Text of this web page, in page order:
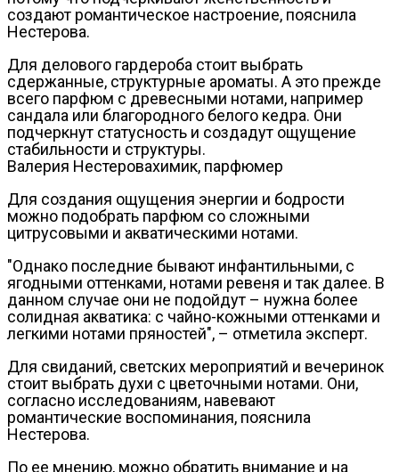
создают романтическое настроение, пояснила
Нестерова.
Для делового гардероба стоит выбрать
сдержанные, структурные ароматы. А это прежде
всего парфюм с древесными нотами, например
сандала или благородного белого кедра. Они
подчеркнут статусность и создадут ощущение
стабильности и структуры.
Валерия Нестеровахимик, парфюмер
Для создания ощущения энергии и бодрости
можно подобрать парфюм со сложными
цитрусовыми и акватическими нотами.
"Однако последние бывают инфантильными, с
ягодными оттенками, нотами ревеня и так далее. В
данном случае они не подойдут – нужна более
солидная акватика: с чайно-кожными оттенками и
легкими нотами пряностей", – отметила эксперт.
Для свиданий, светских мероприятий и вечеринок
стоит выбрать духи с цветочными нотами. Они,
согласно исследованиям, навевают
романтические воспоминания, пояснила
Нестерова.
По ее мнению, можно обратить внимание и на